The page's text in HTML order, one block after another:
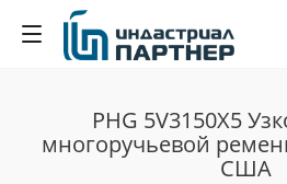
PHG 5V3150X5
многоручьевой
США